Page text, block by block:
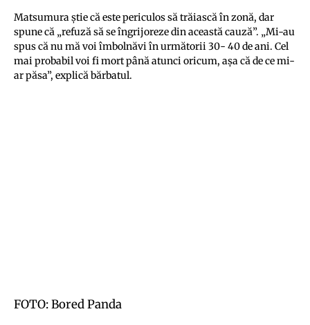
Matsumura ştie că este periculos să trăiască în zonă, dar
spune că „refuză să se îngrijoreze din această cauză”. „Mi-au
spus că nu mă voi îmbolnăvi în următorii 30- 40 de ani. Cel
mai probabil voi fi mort până atunci oricum, aşa că de ce mi-
ar păsa”, explică bărbatul.
FOTO: Bored Panda